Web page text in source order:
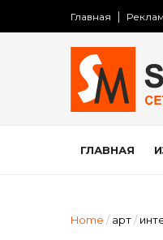
Главная
ГЛАВНАЯ
Home / арт/